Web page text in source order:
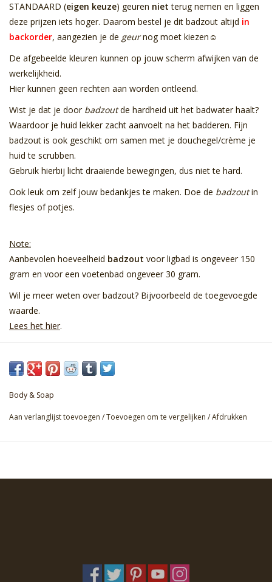
STANDAARD (eigen keuze) geuren niet terug nemen en liggen
deze prijzen iets hoger. Daarom bestel je dit badzout altijd in
backorder, aangezien je de geurnog moet kiezen☺
De afgebeelde kleuren kunnen op jouw scherm afwijken van de
werkelijkheid.
Hier kunnen geen rechten aan worden ontleend.
Wist je dat je door badzoutde hardheid uit het badwater haalt?
Waardoor je huid lekker zacht aanvoelt na het badderen. Fijn
badzout is ook geschikt om samen met je douchegel/crème je
huid te scrubben.
Gebruik hierbij licht draaiende bewegingen, dus niet te hard.
Ook leuk om zelf jouw bedankjes te maken. Doe de badzoutin
flesjes of potjes.
Note:
Aanbevolen hoeveelheid badzout voor ligbad is ongeveer 150
gram en voor een voetenbad ongeveer 30 gram.
Wil je meer weten over badzout? Bijvoorbeeld de toegevoegde
waarde.
Lees het hier.
Body & Soap
Aan verlanglijst toevoegen /Toevoegen om te vergelijken /Afdrukken